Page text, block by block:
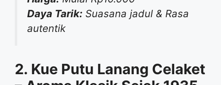
Daya Tarik: Suasana jadul & Rasa
autentik
2. Kue Putu Lanang Celaket